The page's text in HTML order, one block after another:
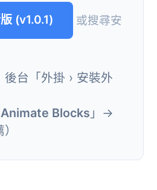
(v1.0.1)
或搜尋安
台「外掛 › 安裝外
Animate Blocks 」→